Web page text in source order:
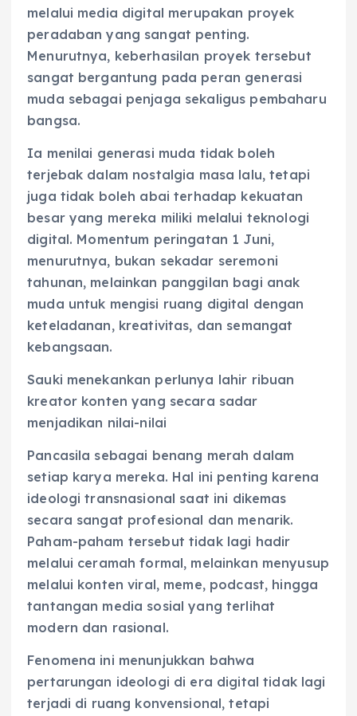
melalui media digital merupakan proyek
peradaban yang sangat penting.
Menurutnya, keberhasilan proyek tersebut
sangat bergantung pada peran generasi
muda sebagai penjaga sekaligus pembaharu
bangsa.
Ia menilai generasi muda tidak boleh
terjebak dalam nostalgia masa lalu, tetapi
juga tidak boleh abai terhadap kekuatan
besar yang mereka miliki melalui teknologi
digital. Momentum peringatan 1 Juni,
menurutnya, bukan sekadar seremoni
tahunan, melainkan panggilan bagi anak
muda untuk mengisi ruang digital dengan
keteladanan, kreativitas, dan semangat
kebangsaan.
Sauki menekankan perlunya lahir ribuan
kreator konten yang secara sadar
menjadikan nilai-nilai
Pancasila sebagai benang merah dalam
setiap karya mereka. Hal ini penting karena
ideologi transnasional saat ini dikemas
secara sangat profesional dan menarik.
Paham-paham tersebut tidak lagi hadir
melalui ceramah formal, melainkan menyusup
melalui konten viral, meme, podcast, hingga
tantangan media sosial yang terlihat
modern dan rasional.
Fenomena ini menunjukkan bahwa
pertarungan ideologi di era digital tidak lagi
terjadi di ruang konvensional, tetapi